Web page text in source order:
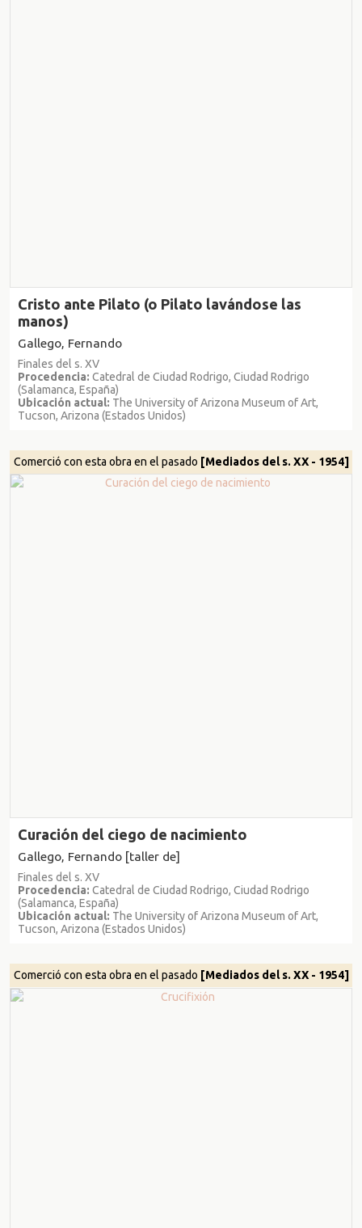
Cristo ante Pilato (o Pilato lavándose las
manos)
Gallego, Fernando
Finales del s. XV
Procedencia: Catedral de Ciudad Rodrigo, Ciudad Rodrigo
(Salamanca, España)
Ubicación actual: The University of Arizona Museum of Art,
Tucson, Arizona (Estados Unidos)
Comerció con esta obra en el pasado [Mediados del s. XX - 1954]
Curación del ciego de nacimiento
Gallego, Fernando [taller de]
Finales del s. XV
Procedencia: Catedral de Ciudad Rodrigo, Ciudad Rodrigo
(Salamanca, España)
Ubicación actual: The University of Arizona Museum of Art,
Tucson, Arizona (Estados Unidos)
Comerció con esta obra en el pasado [Mediados del s. XX - 1954]